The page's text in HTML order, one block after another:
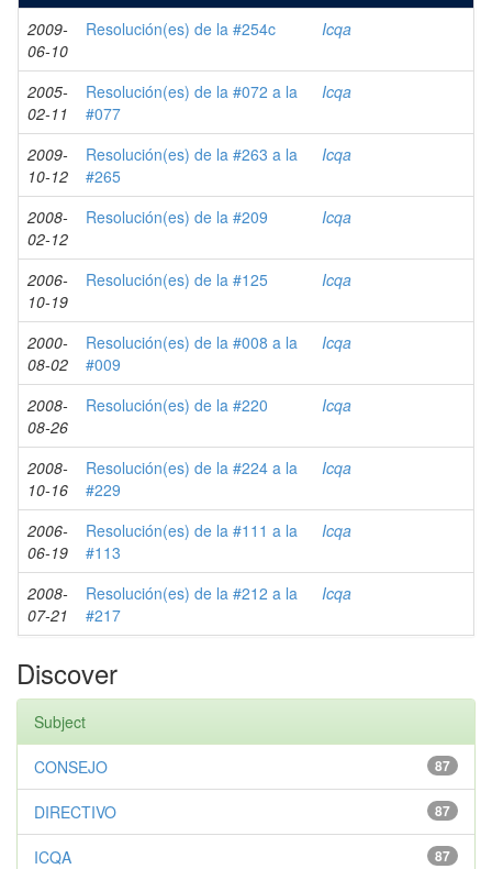
2009-
06-10
Resolución(es) de la #254c Icqa
2005-
02-11
Resolución(es) de la #072 a la
#077
Icqa
2009-
10-12
Resolución(es) de la #263 a la
#265
Icqa
2008-
02-12
Resolución(es) de la #209 Icqa
2006-
10-19
Resolución(es) de la #125 Icqa
2000-
08-02
Resolución(es) de la #008 a la
#009
Icqa
2008-
08-26
Resolución(es) de la #220 Icqa
2008-
10-16
Resolución(es) de la #224 a la
#229
Icqa
2006-
06-19
Resolución(es) de la #111 a la
#113
Icqa
2008-
07-21
Resolución(es) de la #212 a la
#217
Icqa
Discover
Subject
87
CONSEJO
87
DIRECTIVO
87
ICQA